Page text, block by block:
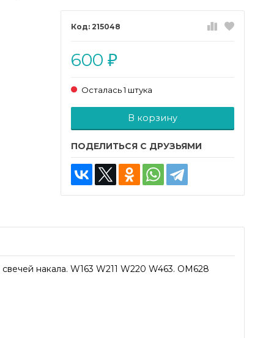
215048
600 ₽
Осталась 1 штука
Добавляется...
В корзину
Добавлен
ПОДЕЛИТЬСЯ С ДРУЗЬЯМИ
накала. W163 W211 W220 W463. OM628